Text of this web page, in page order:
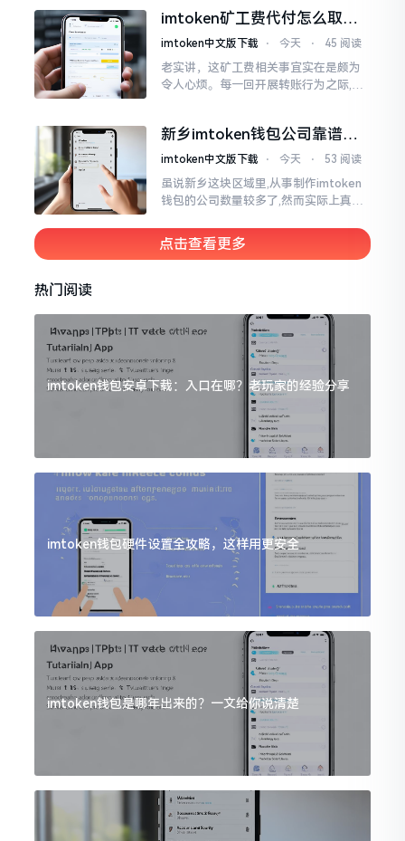
却提心吊胆、神经紧绷。
imtoken矿工费代付怎么取
消？老手教你几招
imtoken中文版下载 ⋅ 今天 ⋅ 45 阅读
老实讲，这矿工费相关事宜实在是颇为
令人心烦。每一回开展转账行为之际,就
时隔多年
新乡imtoken钱包公司靠谱
吗？普通人怎么避坑
imtoken中文版下载 ⋅ 今天 ⋅ 53 阅读
虽说新乡这块区域里,从事制作imtoken
钱包的公司数量较多了,然而实际上真正
觅过一家公司,表示那家公司声称能够给
予协助进行操作的
点击查看更多
热门阅读
imtoken钱包安卓下载：入口在哪？老玩家的经验分享
imtoken钱包硬件设置全攻略，这样用更安全
imtoken钱包是哪年出来的？一文给你说清楚